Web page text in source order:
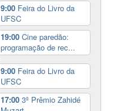
9:00 Feira do Livro da
UFSC
19:00Cine paredão:
programação de rec...
9:00 Feira do Livro da
UFSC
17:003º Prêmio Zahidé